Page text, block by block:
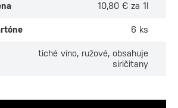
10,80 € za 1l
6 ks
tiché víno, ružové, obsahuje
siričitany